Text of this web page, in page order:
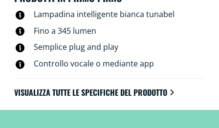
Lampadina intelligente bianca tunabel
Fino a 345 lumen
Semplice plug and play
Controllo vocale o mediante app
VISUALIZZA TUTTE LE SPECIFICHE DEL PRODOTTO